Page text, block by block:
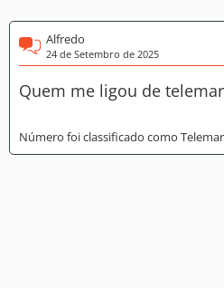
Alfredo
24 de Setembro de 2025
Quem me ligou de
Número foi classificado como